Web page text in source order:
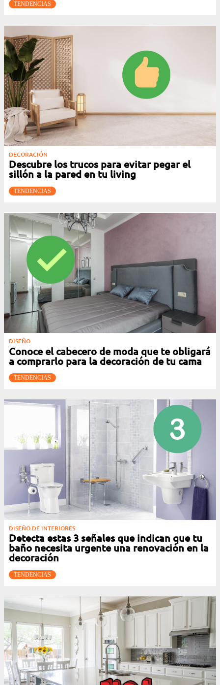
TENDENCIAS
DECORACIÓN
Descubre los trucos para evitar pegar el
sillón a la pared en tu living
TENDENCIAS
DISEÑO
Conoce el cabecero de moda que te obligará
a comprarlo para la decoración de tu cama
TENDENCIAS
DISEÑO DE INTERIORES
Detecta estas 3 señales que indican que tu
baño necesita urgente una renovación en la
decoración
TENDENCIAS